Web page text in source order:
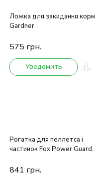
Ложка для закидання
Gardner
575 грн.
Уведомить
Рогатка для пеллетса і
частинок Fox Power Guard
841 грн.